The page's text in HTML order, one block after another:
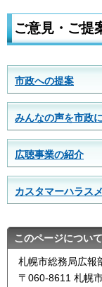
ご意見・ご提
市政への提案
みんなの声を市政
広聴事業の紹介
カスタマーハラス
このページについ
札幌市総務局広報
〒060-8611 札幌